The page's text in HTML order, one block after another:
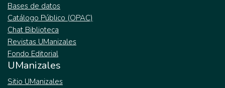
Bases de datos
Catálogo Público (OPAC)
Chat Biblioteca
Revistas UManizales
Fondo Editorial
UManizales
Sitio UManizales